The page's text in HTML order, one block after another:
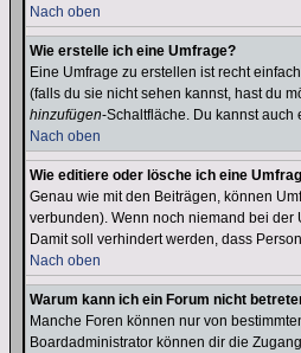
Nach oben
Wie erstelle ich eine Umfrage?
Eine Umfrage zu erstellen ist recht
(falls du sie nicht sehen kannst, hast du
hinzufügen-Schaltfläche. Du kannst auch
Nach oben
Wie editiere oder lösche ich eine
Genau wie mit den Beiträgen, können
verbunden). Wenn noch niemand bei der
Damit soll verhindert werden, dass
Nach oben
Warum kann ich ein Forum nicht
Manche Foren können nur von
Boardadministrator können dir die